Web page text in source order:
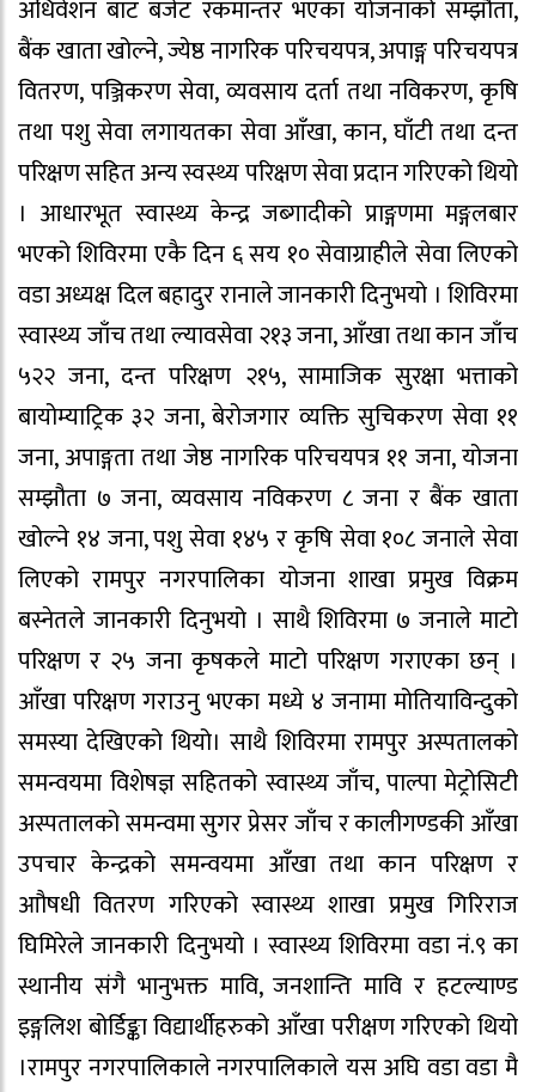
अधिवेशन बाट बजेट रकमान्तर भएका योजनाको सम्झौता,
बैंक खाता खोल्ने, ज्येष्ठ नागरिक परिचयपत्र, अपाङ्ग परिचयपत्र
वितरण, पञ्जिकरण सेवा, व्यवसाय दर्ता तथा नविकरण, कृषि
तथा पशु सेवा लगायतका सेवा आँखा, कान, घाँटी तथा दन्त
परिक्षण सहित अन्य स्वस्थ्य परिक्षण सेवा प्रदान गरिएको थियो
। आधारभूत स्वास्थ्य केन्द्र जब्गादीको प्राङ्गणमा मङ्गलबार
भएको शिविरमा एकै दिन ६ सय १० सेवाग्राहीले सेवा लिएको
वडा अध्यक्ष दिल बहादुर रानाले जानकारी दिनुभयो । शिविरमा
स्वास्थ्य जाँच तथा ल्यावसेवा २१३ जना, आँखा तथा कान जाँच
५२२ जना, दन्त परिक्षण २१५, सामाजिक सुरक्षा भत्ताको
बायोम्याट्रिक ३२ जना, बेरोजगार व्यक्ति सुचिकरण सेवा ११
जना, अपाङ्गता तथा जेष्ठ नागरिक परिचयपत्र ११ जना, योजना
सम्झौता ७ जना, व्यवसाय नविकरण ८ जना र बैंक खाता
खोल्ने १४ जना, पशु सेवा १४५ र कृषि सेवा १०८ जनाले सेवा
लिएको रामपुर नगरपालिका योजना शाखा प्रमुख विक्रम
बस्नेतले जानकारी दिनुभय‍ो । साथै शिविरमा ७ जनाले माटो
परिक्षण र २५ जना कृषकले माटो परिक्षण गराएका छन् ।
आँखा परिक्षण गराउनु भएका मध्ये ४ जनामा मोतियाविन्दुको
समस्या देखिएको थियो। साथै शिविरमा रामपुर अस्पतालको
समन्वयमा विशेषज्ञ सहितको स्वास्थ्य जाँच, पाल्पा मेट्रोसिटी
अस्पतालको समन्वमा सुगर प्रेसर जाँच र कालीगण्डकी आँखा
उपचार केन्द्रको समन्वयमा आँखा तथा कान परिक्षण र
आौषधी वितरण गरिएको स्वास्थ्य शाखा प्रमुख गिरिराज
घिमिरेले जानकारी दिनुभयो । स्वास्थ्य शिविरमा वडा नं.९ का
स्थानीय संगै भानुभक्त मावि, जनशान्ति मावि र हटल्याण्ड
इङ्गलिश बोर्डिङ्का विद्यार्थीहरुको आँखा परीक्षण गरिएको थियो
।रामपुर नगरपालिकाले नगरपालिकाले यस अघि वडा वडा मै